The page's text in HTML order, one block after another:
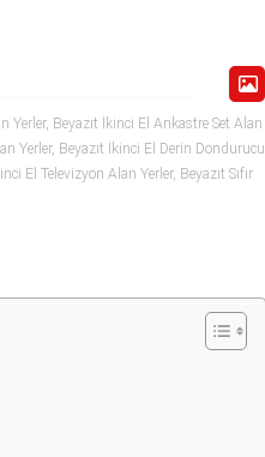
Yerler, Beyazıt İkinci El Ankastre Set Alan
Yerler, Beyazıt İkinci El Derin Dondurucu
El Televizyon Alan Yerler, Beyazıt Sıfır